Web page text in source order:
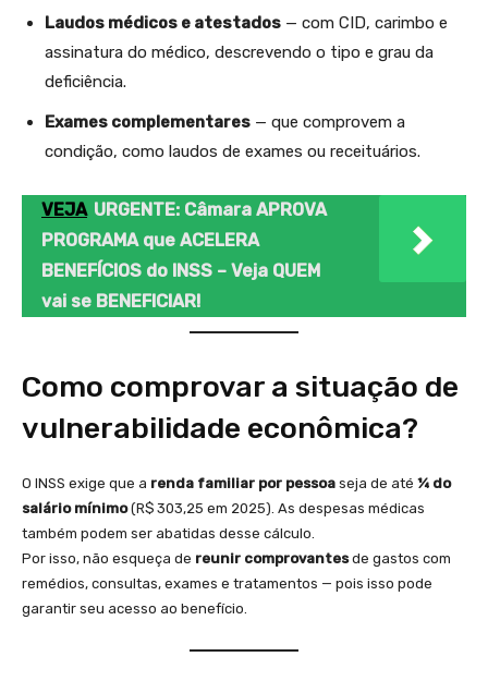
Laudos médicos e atestados — com CID, carimbo e
assinatura do médico, descrevendo o tipo e grau da
deficiência.
Exames complementares — que comprovem a
condição, como laudos de exames ou receituários.
VEJA URGENTE: Câmara APROVA
PROGRAMA que ACELERA
BENEFÍCIOS do INSS – Veja QUEM
vai se BENEFICIAR!
Como comprovar a situação de
vulnerabilidade econômica?
O INSS exige que a renda familiar por pessoa seja de até ¼ do
salário mínimo(R$ 303,25 em 2025). As despesas médicas
também podem ser abatidas desse cálculo.
Por isso, não esqueça de reunir comprovantesde gastos com
remédios, consultas, exames e tratamentos — pois isso pode
garantir seu acesso ao benefício.